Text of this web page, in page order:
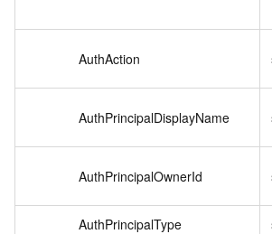
AuthAction
AuthPrincipalDisplayName
AuthPrincipalOwnerId
AuthPrincipalType